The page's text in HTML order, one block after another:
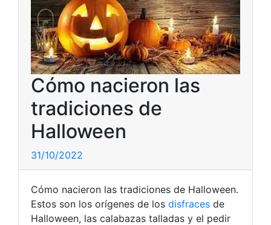
Cómo nacieron las
tradiciones de
Halloween
31/10/2022
Cómo nacieron las tradiciones de Halloween.
Estos son los orígenes de los disfraces de
Halloween, las calabazas talladas y el pedir